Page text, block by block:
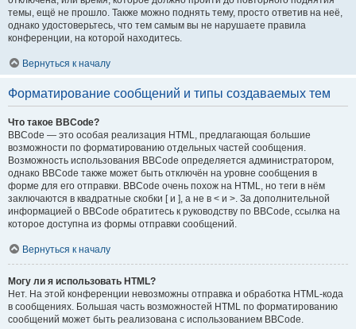
темы, ещё не прошло. Также можно поднять тему, просто ответив на неё,
однако удостоверьтесь, что тем самым вы не нарушаете правила
конференции, на которой находитесь.
Вернуться к началу
Форматирование сообщений и типы создаваемых тем
Что такое BBCode?
BBCode — это особая реализация HTML, предлагающая большие
возможности по форматированию отдельных частей сообщения.
Возможность использования BBCode определяется администратором,
однако BBCode также может быть отключён на уровне сообщения в
форме для его отправки. BBCode очень похож на HTML, но теги в нём
заключаются в квадратные скобки [ и ], а не в < и >. За дополнительной
информацией о BBCode обратитесь к руководству по BBCode, ссылка на
которое доступна из формы отправки сообщений.
Вернуться к началу
Могу ли я использовать HTML?
Нет. На этой конференции невозможны отправка и обработка HTML-кода
в сообщениях. Большая часть возможностей HTML по форматированию
сообщений может быть реализована с использованием BBCode.